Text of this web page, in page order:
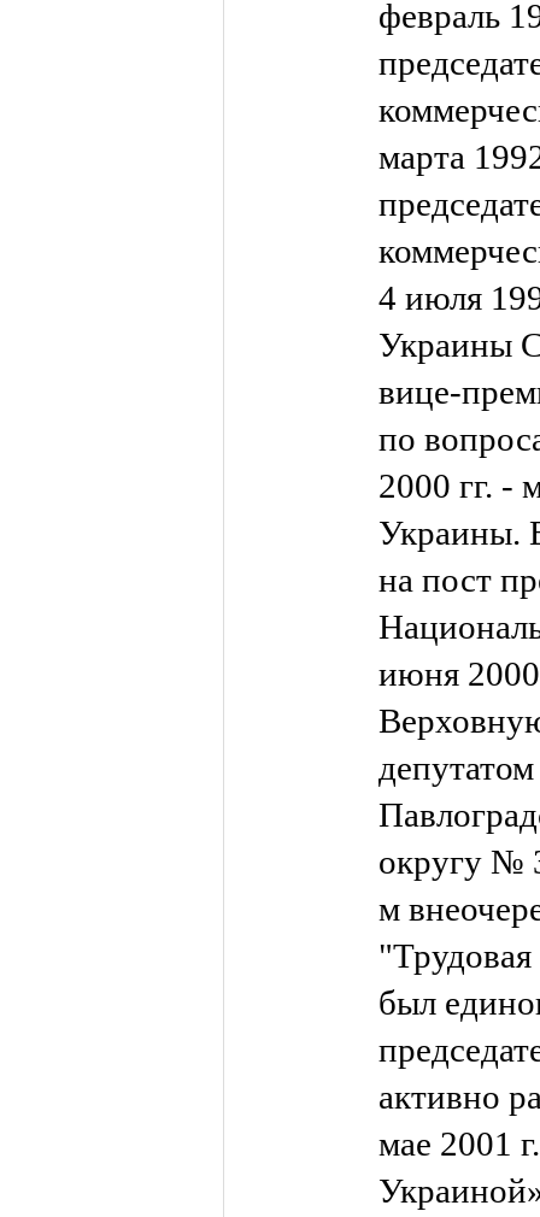
февраль
марта
4 июля
Украины
вице-
по
2000 гг. -
Украины.
на пост
июня
округу №
м
был
активно
мае 2001